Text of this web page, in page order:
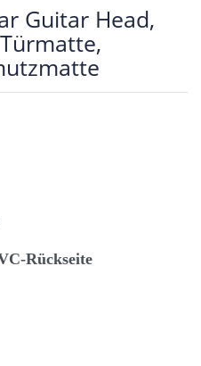
Guitar Head,
Rückseite